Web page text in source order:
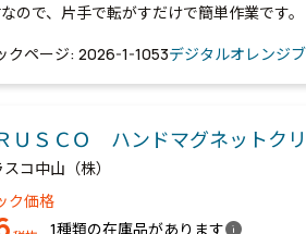
ので、片手で転がすだけで簡単作業です。
クページ: 2026-1-1053デジタルオレンジ
ＵＳＣＯ ハンドマグネットク
スコ中山（株）
ク価格
1種類の在庫品がありますinfo